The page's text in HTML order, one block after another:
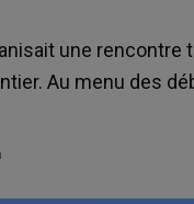
une
Au menu des